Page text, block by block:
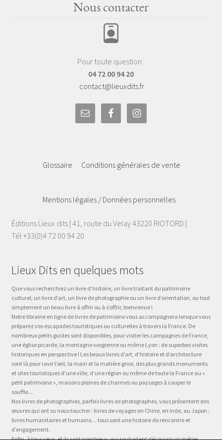
Nous contacter
Pour toute question :
04 72 00 94 20
contact@lieuxdits.fr
Glossaire Conditions générales de vente
Mentions légales / Données personnelles
Éditions Lieux dits | 41, route du Velay 43220 RIOTORD |
Tél +33(0)4 72 00 94 20
Lieux Dits en quelques mots
Que vous recherchiez un livre d’histoire, un livre traitant du patrimoine
culturel, un livre d’art, un livre de photographie ou un livre d’orientation, ou tout
simplement un beau livre à offrir ou à s’offrir, bienvenue !
Notre librairie en ligne de livres de patrimoine vous accompagnera lorsque vous
préparez vos escapades touristiques ou culturelles à travers la France. De
nombreux petits guides sont disponibles, pour visiter les campagnes de France,
une église picarde, la montagne vosgienne ou même Lyon : de superbes visites
historiques en perspective ! Les beaux livres d’art, d’histoire et d’architecture
sont là pour ravir l’œil, la main et la matière grise, des plus grands monuments
et sites touristiques d’une ville, d’une région ou même de toute la France au «
petit patrimoine », maisons pleines de charmes ou paysages à couper le
souffle...
Nos livres de photographies, parfois livres de photographes, vous présentent des
œuvres qui ont su nous toucher : livres de voyages en Chine, en Inde, au Japon ;
livres humanitaires et humains… tous sont une histoire de rencontre et
d’engagement.